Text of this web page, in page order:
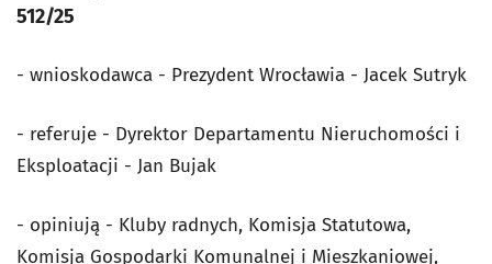
512/25
- wnioskodawca - Prezydent Wrocławia - Jacek Sutryk
- referuje - Dyrektor Departamentu Nieruchomości i
Eksploatacji - Jan Bujak
- opiniują - Kluby radnych, Komisja Statutowa,
Komisja Gospodarki Komunalnej i Mieszkaniowej,